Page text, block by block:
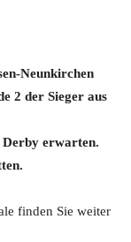
Neunkirchen
2 der Sieger aus
Derby erwarten.
finden Sie weiter